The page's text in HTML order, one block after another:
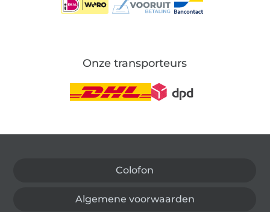
Onze transporteurs
Colofon
Algemene voorwaarden